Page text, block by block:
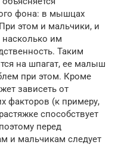
фона: в мышцах
этом и мальчики, и
им
Таким
на шпагат, ее малыш
при этом. Кроме
зависеть от
факторов (к примеру,
способствует
перед
и мальчикам следует